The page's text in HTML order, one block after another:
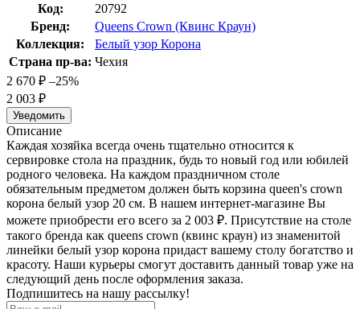
Код:
20792
Бренд:
Queens Crown (Квинс Краун)
Коллекция:
Белый узор Корона
Страна пр-ва: Чехия
2 670 ₽ –25%
2 003 ₽
Уведомить
Описание
Каждая хозяйка всегда очень тщательно относится к
сервировке стола на праздник, будь то новый год или юбилей
родного человека. На каждом праздничном столе
обязательным предметом должен быть корзина queen's crown
корона белый узор 20 см. В нашем интернет-магазине Вы
можете приобрести его всего за 2 003 ₽. Присутствие на столе
такого бренда как queens crown (квинс краун) из знаменитой
линейки белый узор корона придаст вашему столу богатство и
красоту. Наши курьеры смогут доставить данный товар уже на
следующий день после оформления заказа.
Подпишитесь на нашу рассылку!